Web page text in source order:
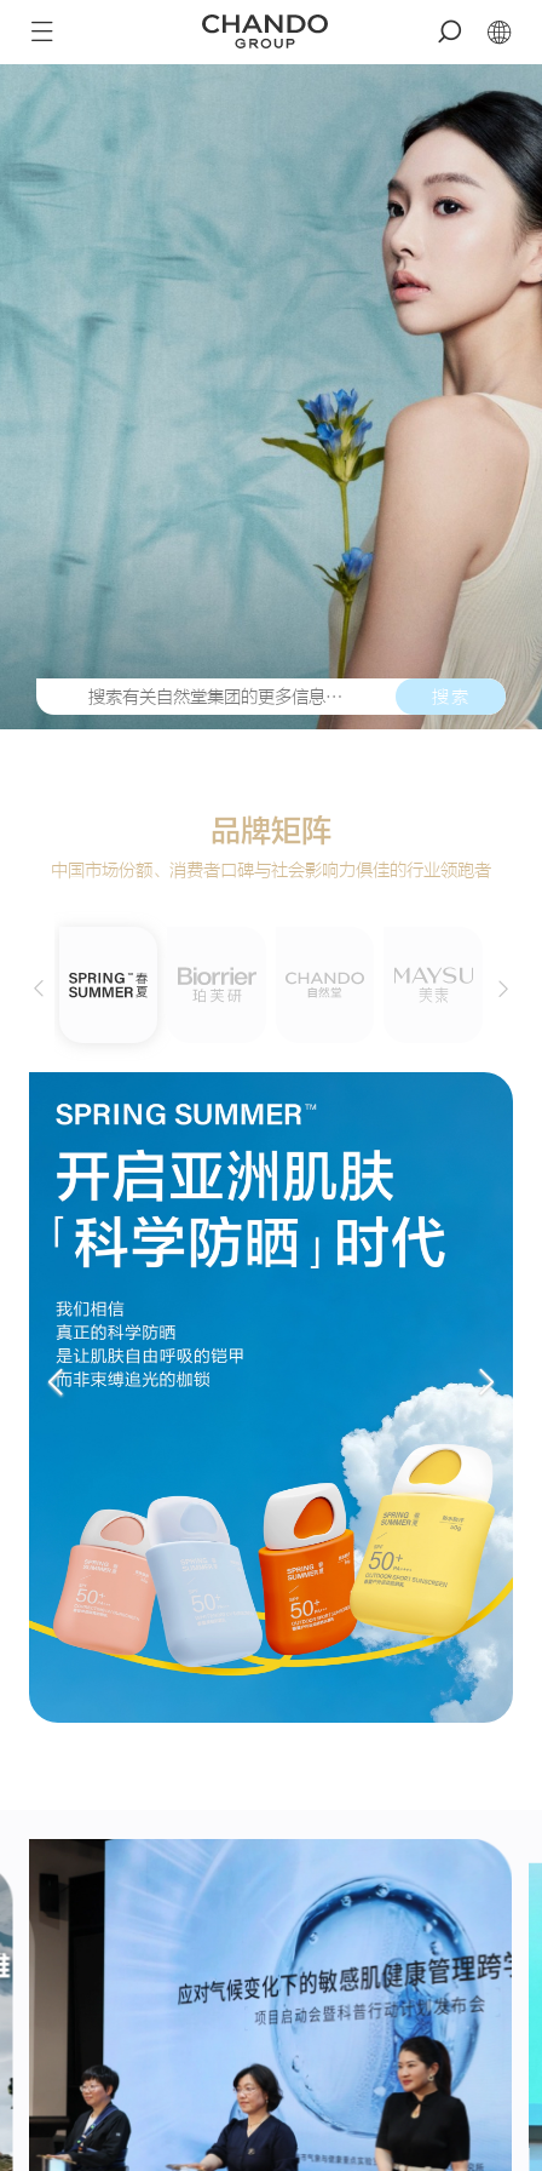
搜索
品牌矩阵
中国市场份额、消费者口碑与社会影响力俱佳的行业领跑者